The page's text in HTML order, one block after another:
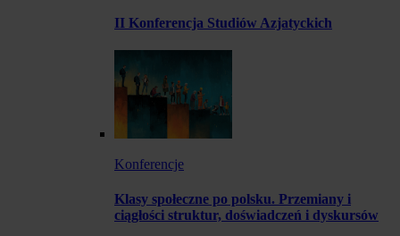
II Konferencja Studiów Azjatyckich
Konferencje
Klasy społeczne po polsku. Przemiany i
ciągłości struktur, doświadczeń i dyskursów